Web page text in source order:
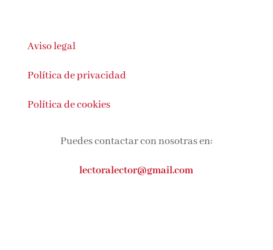
Aviso legal
Política de privacidad
Política de cookies
Puedes contactar con nosotras en:
lectoralector@gmail.com